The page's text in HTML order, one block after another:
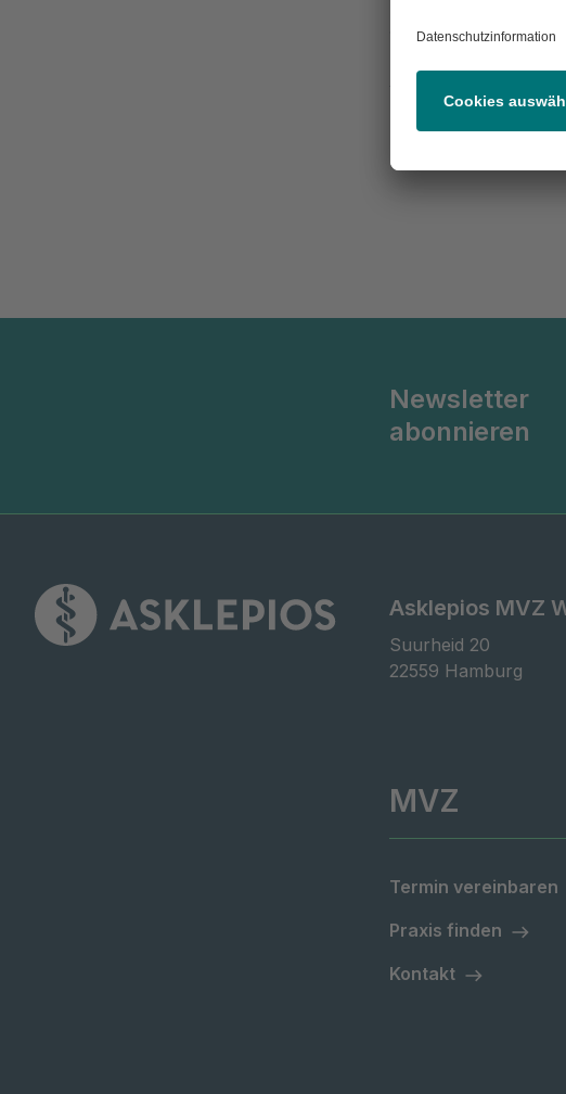
Sofern Sie in
Newsletter
abonnieren
Asklepios MVZ
Suurheid 20
22559 Hamburg
MVZ
Termin vereinbaren
Praxis finden
Kontakt